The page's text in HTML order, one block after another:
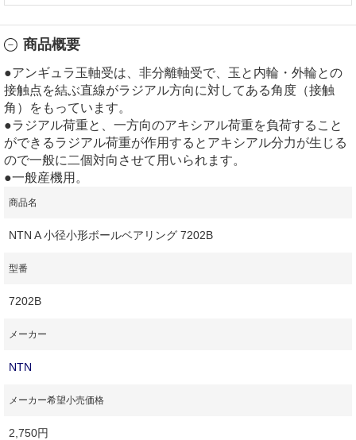
商品概要
●アンギュラ玉軸受は、非分離軸受で、玉と内輪・外輪との
接触点を結ぶ直線がラジアル方向に対してある角度（接触
角）をもっています。
●ラジアル荷重と、一方向のアキシアル荷重を負荷すること
ができるラジアル荷重が作用するとアキシアル分力が生じる
ので一般に二個対向させて用いられます。
●一般産機用。
商品名
NTN A 小径小形ボールベアリング 7202B
型番
7202B
メーカー
NTN
メーカー希望小売価格
2,750円